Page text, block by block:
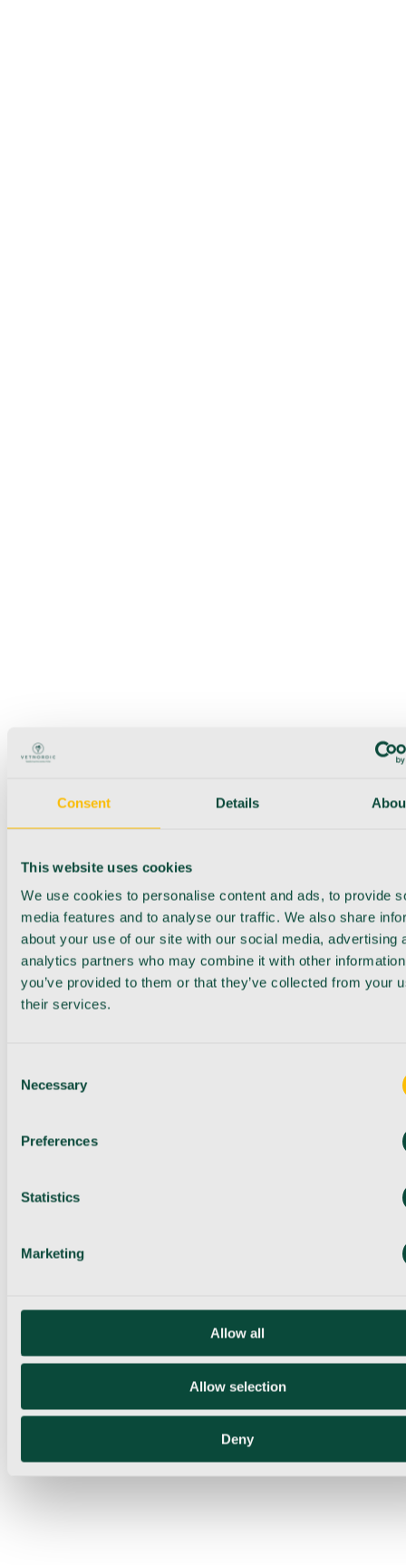
Consent Details
This website uses cookies
We use cookies to personalise content and ads, to provide
media features and to analyse our traffic. We also share
about your use of our site with our social media, advertising
analytics partners who may combine it with other
you’ve provided to them or that they’ve collected from your
their services.
Selection
Necessary
Preferences
Statistics
Marketing
Allow all
Allow selection
Deny